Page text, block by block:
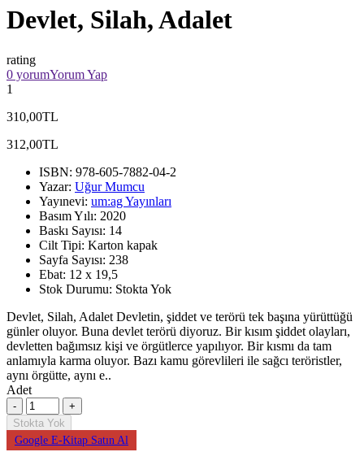
Devlet, Silah, Adalet
rating
0 yorumYorum Yap
1
310,00TL
312,00TL
ISBN: 978-605-7882-04-2
Yazar: Uğur Mumcu
Yayınevi: um:ag Yayınları
Basım Yılı: 2020
Baskı Sayısı: 14
Cilt Tipi: Karton kapak
Sayfa Sayısı: 238
Ebat: 12 x 19,5
Stok Durumu: Stokta Yok
Devlet, Silah, Adalet Devletin, şiddet ve terörü tek başına yürüttüğü
günler oluyor. Buna devlet terörü diyoruz. Bir kısım şiddet olayları,
devletten bağımsız kişi ve örgütlerce yapılıyor. Bir kısmı da tam
anlamıyla karma oluyor. Bazı kamu görevlileri ile sağcı teröristler,
aynı örgütte, aynı e..
Adet
Stokta Yok
Google E-Kitap Satın Al